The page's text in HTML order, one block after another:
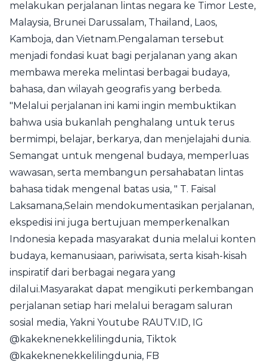
melakukan perjalanan lintas negara ke Timor Leste,
Malaysia, Brunei Darussalam, Thailand, Laos,
Kamboja, dan Vietnam.Pengalaman tersebut
menjadi fondasi kuat bagi perjalanan yang akan
membawa mereka melintasi berbagai budaya,
bahasa, dan wilayah geografis yang berbeda.
"Melalui perjalanan ini kami ingin membuktikan
bahwa usia bukanlah penghalang untuk terus
bermimpi, belajar, berkarya, dan menjelajahi dunia.
Semangat untuk mengenal budaya, memperluas
wawasan, serta membangun persahabatan lintas
bahasa tidak mengenal batas usia, " T. Faisal
Laksamana,Selain mendokumentasikan perjalanan,
ekspedisi ini juga bertujuan memperkenalkan
Indonesia kepada masyarakat dunia melalui konten
budaya, kemanusiaan, pariwisata, serta kisah-kisah
inspiratif dari berbagai negara yang
dilalui.Masyarakat dapat mengikuti perkembangan
perjalanan setiap hari melalui beragam saluran
sosial media, Yakni Youtube RAUTV.ID, IG
@kakeknenekkelilingdunia, Tiktok
@kakeknenekkelilingdunia, FB